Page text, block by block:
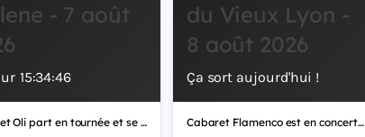
- 7 août
15:34:45
Bigflo et Oli part en tournée et se produit sur scène dans plusieurs villes. Sur scène le vendredi 7 août 2026 à ESPLANADE DE LA CIGALIERE (Bollene).
du Vieux Lyon -
8 août 2026
Ça sort aujourd'hui !
Cabaret Flamenco est en concert le samedi 8 août 2026 au Espace culturel du Vieux Lyon. Un rendez-vous concerts, festivals, musical à ne pas manquer. Billets disponibles sur Fnac Spectacles et les billetteries partenaires.